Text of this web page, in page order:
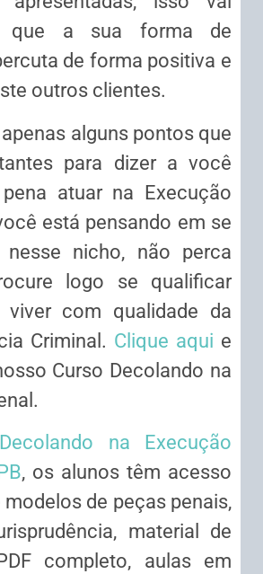
que a sua forma de
de forma positiva e
outros clientes.
alguns pontos que
para dizer a você
atuar na Execução
está pensando em se
nesse nicho, não perca
logo se qualificar
viver com qualidade da
Criminal. Clique aqui e
Curso Decolando na
na Execução
, os alunos têm acesso
de peças penais,
material de
completo, aulas em